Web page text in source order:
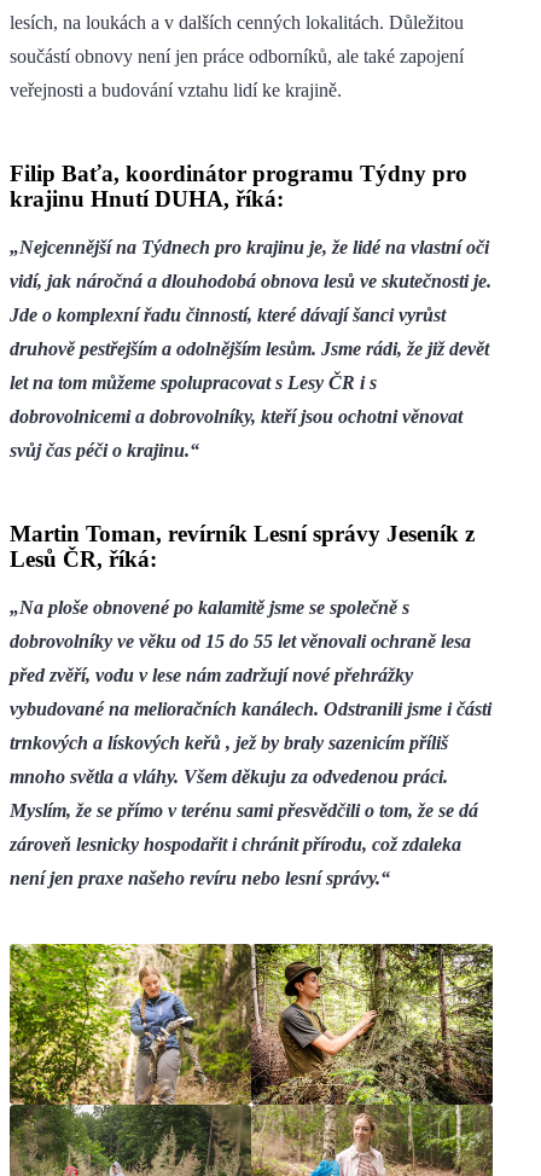
lesích, na loukách a v dalších cenných lokalitách. Důležitou
součástí obnovy není jen práce odborníků, ale také zapojení
veřejnosti a budování vztahu lidí ke krajině.
Filip Baťa, koordinátor programu Týdny pro
krajinu Hnutí DUHA, říká:
„Nejcennější na Týdnech pro krajinu je, že lidé na vlastní oči
vidí, jak náročná a dlouhodobá obnova lesů ve skutečnosti je.
Jde o komplexní řadu činností, které dávají šanci vyrůst
druhově pestřejším a odolnějším lesům. Jsme rádi, že již devět
let na tom můžeme spolupracovat s Lesy ČR i s
dobrovolnicemi a dobrovolníky, kteří jsou ochotni věnovat
svůj čas péči o krajinu.“
Martin Toman, revírník Lesní správy Jeseník z
Lesů ČR, říká:
„Na ploše obnovené po kalamitě jsme se společně s
dobrovolníky ve věku od 15 do 55 let věnovali ochraně lesa
před zvěří, vodu v lese nám zadržují nové přehrážky
vybudované na melioračních kanálech. Odstranili jsme i části
trnkových a lískových keřů , jež by braly sazenicím příliš
mnoho světla a vláhy. Všem děkuju za odvedenou práci.
Myslím, že se přímo v terénu sami přesvědčili o tom, že se dá
zároveň lesnicky hospodařit i chránit přírodu, což zdaleka
není jen praxe našeho revíru nebo lesní správy.“